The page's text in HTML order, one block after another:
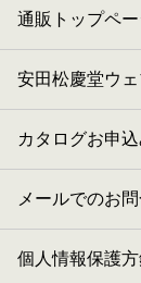
通販トップペー
安田松慶堂ウ
カタログお申
メールでのお
個人情報保護